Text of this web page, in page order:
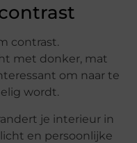
contrast.
met donker, mat
om naar te
wordt.
je interieur in
en persoonlijke